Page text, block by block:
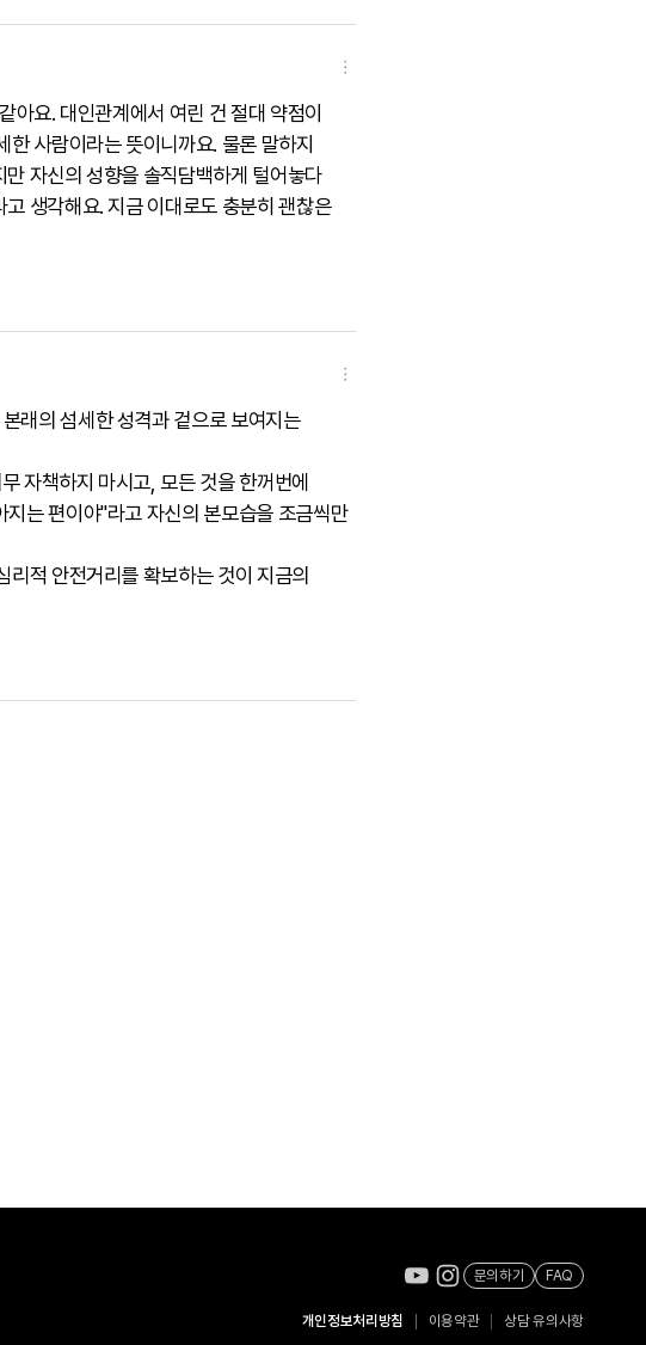
아요. 대인관계에서 여린 건 절대 약점이
사람이라는 뜻이니까요. 물론 말하지
자신의 성향을 솔직담백하게 털어놓다
생각해요. 지금 이대로도 충분히 괜찮은
래의 섬세한 성격과 겉으로 보여지는
자책하지 마시고, 모든 것을 한꺼번에
는 편이야"라고 자신의 본모습을 조금씩만
적 안전거리를 확보하는 것이 지금의
문의하기 FAQ
개인정보처리방침 이용약관 상담 유의사항